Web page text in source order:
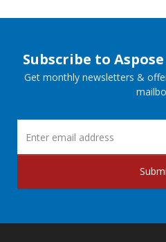
Subscribe to
Get monthly newsletters &